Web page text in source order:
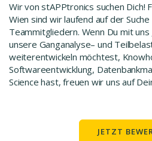
Wir von stAPPtronics suchen Dich!
Wien sind wir laufend auf der Suche
Teammitgliedern. Wenn Du mit
unsere Ganganalyse– und
weiterentwickeln möchtest,
Softwareentwicklung,
Science hast, freuen wir uns auf
JETZT